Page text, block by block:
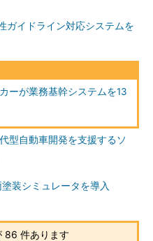
ガイドライン対応システムを
ーが業務基幹システムを13
型自動車開発を支援するソ
装シミュレータを導入
86 件あります